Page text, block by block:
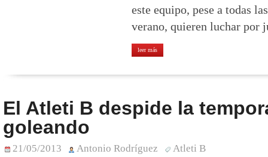
este equipo, pese a todas
verano, quieren luchar por
leer más
El Atleti B despide la
goleando
21/05/2013 Antonio Rodríguez Atleti B